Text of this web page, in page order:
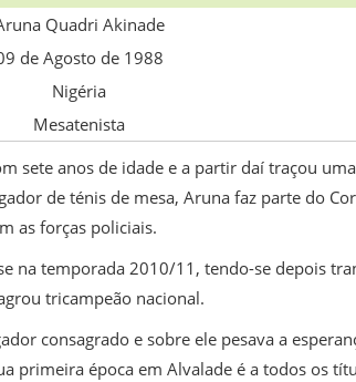
Quadri Akinade
de Agosto de 1988
Nigéria
Mesatenista
sete anos de idade e a partir daí traçou
de ténis de mesa, Aruna faz parte do
as forças policiais.
na temporada 2010/11, tendo-se depois
tricampeão nacional.
consagrado e sobre ele pesava a
primeira época em Alvalade é a todos os